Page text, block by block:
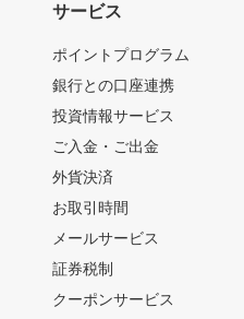
サービス
ポイントプログラム
銀行との口座連携
投資情報サービス
ご入金・ご出金
外貨決済
お取引時間
メールサービス
証券税制
クーポンサービス